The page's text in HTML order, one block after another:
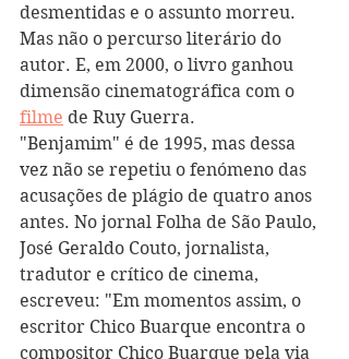
desmentidas e o assunto morreu.
Mas não o percurso literário do
autor. E, em 2000, o livro ganhou
dimensão cinematográfica com o
filme de Ruy Guerra.
"Benjamim" é de 1995, mas dessa
vez não se repetiu o fenómeno das
acusações de plágio de quatro anos
antes. No jornal Folha de São Paulo,
José Geraldo Couto, jornalista,
tradutor e crítico de cinema,
escreveu: "Em momentos assim, o
escritor Chico Buarque encontra o
compositor Chico Buarque pela via